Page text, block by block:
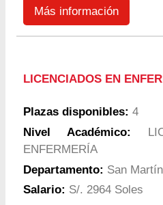
Más información
LICENCIADOS EN
Plazas disponibles: 4
Nivel Académico:
ENFERMERÍA
Departamento: San Martín
Salario: S/. 2964 Soles